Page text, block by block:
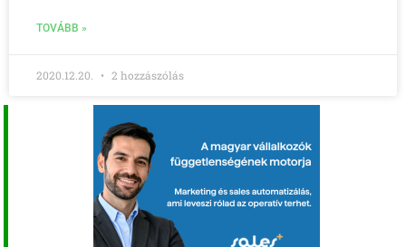
TOVÁBB »
2020.12.20. 2 hozzászólás